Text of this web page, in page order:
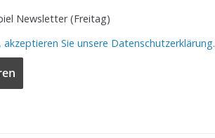
Newsletter (Freitag)
Sie unsere Datenschutzerklärung.